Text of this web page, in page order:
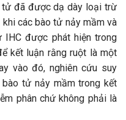
tử đã được dạ dày loại trừ
các bào tử nảy mầm và
được phát hiện trong
kết luận rằng ruột là một
vào đó, nghiên cứu suy
tử nảy mầm trong kết
phân chứ không phải là